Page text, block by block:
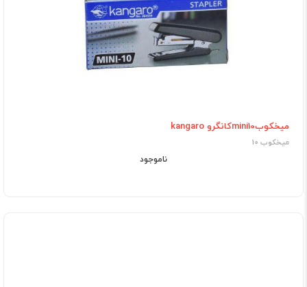
میخکوبmini10کانگرو kangaro
میخکوب 10
ناموجود